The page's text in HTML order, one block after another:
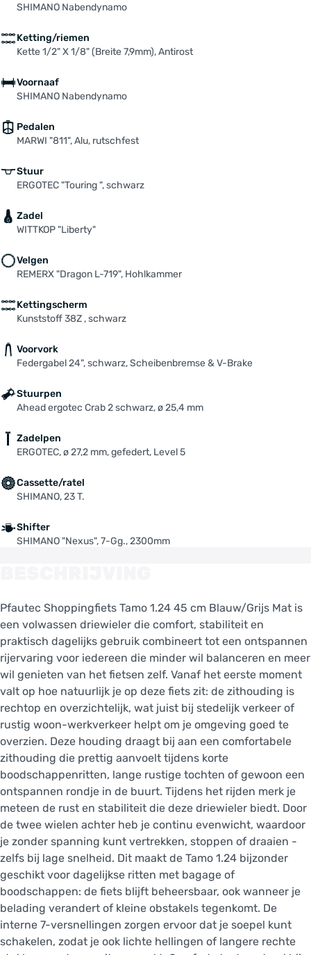
SHIMANO Nabendynamo
Ketting/riemen
Kette 1/2" X 1/8" (Breite 7,9mm), Antirost
Voornaaf
SHIMANO Nabendynamo
Pedalen
MARWI "811", Alu, rutschfest
Stuur
ERGOTEC "Touring ", schwarz
Zadel
WITTKOP "Liberty"
Velgen
REMERX "Dragon L-719", Hohlkammer
Kettingscherm
Kunststoff 38Z , schwarz
Voorvork
Federgabel 24", schwarz, Scheibenbremse & V-Brake
Stuurpen
Ahead ergotec Crab 2 schwarz, ø 25,4 mm
Zadelpen
ERGOTEC, ø 27,2 mm, gefedert, Level 5
Cassette/ratel
SHIMANO, 23 T.
Shifter
SHIMANO "Nexus", 7-Gg., 2300mm
Pfautec Shoppingfiets Tamo 1.24 45 cm Blauw/Grijs Mat is
een volwassen driewieler die comfort, stabiliteit en
praktisch dagelijks gebruik combineert tot een ontspannen
rijervaring voor iedereen die minder wil balanceren en meer
wil genieten van het fietsen zelf. Vanaf het eerste moment
valt op hoe natuurlijk je op deze fiets zit: de zithouding is
rechtop en overzichtelijk, wat juist bij stedelijk verkeer of
rustig woon-werkverkeer helpt om je omgeving goed te
overzien. Deze houding draagt bij aan een comfortabele
zithouding die prettig aanvoelt tijdens korte
boodschappenritten, lange rustige tochten of gewoon een
ontspannen rondje in de buurt. Tijdens het rijden merk je
meteen de rust en stabiliteit die deze driewieler biedt. Door
de twee wielen achter heb je continu evenwicht, waardoor
je zonder spanning kunt vertrekken, stoppen of draaien -
zelfs bij lage snelheid. Dit maakt de Tamo 1.24 bijzonder
geschikt voor dagelijkse ritten met bagage of
boodschappen: de fiets blijft beheersbaar, ook wanneer je
belading verandert of kleine obstakels tegenkomt. De
interne 7-versnellingen zorgen ervoor dat je soepel kunt
schakelen, zodat je ook lichte hellingen of langere rechte